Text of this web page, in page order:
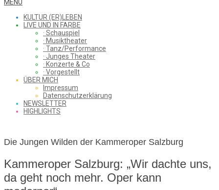
WHAT
SAW
FROM
THE
Menu
MENU
KULTUR (ER)LEBEN
LIVE UND IN FARBE
· Schauspiel
· Musiktheater
· Tanz/Performance
· Junges Theater
· Konzerte & Co
· Vorgestellt
ÜBER MICH
Impressum
Datenschutzerklärung
NEWSLETTER
HIGHLIGHTS
Die Jungen Wilden der Kammeroper Salzburg
Kammeroper Salzburg: „Wir dachte uns,
da geht noch mehr. Oper kann